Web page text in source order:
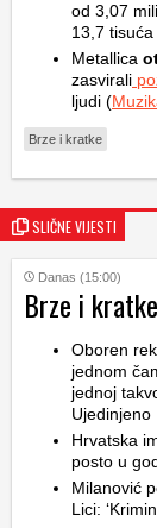
od 3,07
13,7
Metallica
zasvirali
ljudi (
Brze i kratke
SLIČNE VIJESTI
Danas (15:00)
Brze i kratke
Oboren
jednom
jednoj
Ujedinjeno
Hrvatska
posto u
Milanović
Lici: